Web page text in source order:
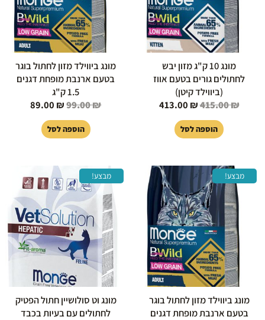
מונג 10 ק"ג מזון יבש
לחתולים גורים בטעם אווז
(ביווילד קיטן)
415.00₪
413.00 ₪
הוספה לסל
מונג ביווילד מזון לחתול בוגר
בטעם ארנבת מופחת דגנים
1.5 ק"ג
99.00₪
89.00 ₪
הוספה לסל
מבצע!
מונג ביווילד מזון לחתול בוגר
בטעם ארנבת מופחת דגנים
המחיר
המקורי
היה:
439.00 ₪.
המחיר
הנוכחי
הוא:
מבצע!
מונג וט סולושיין חתול הפטיק
לחתולים עם בעיות בכבד
המחיר
המקורי
היה:
129.00 ₪.
הנוכחי
הוא:
₪.